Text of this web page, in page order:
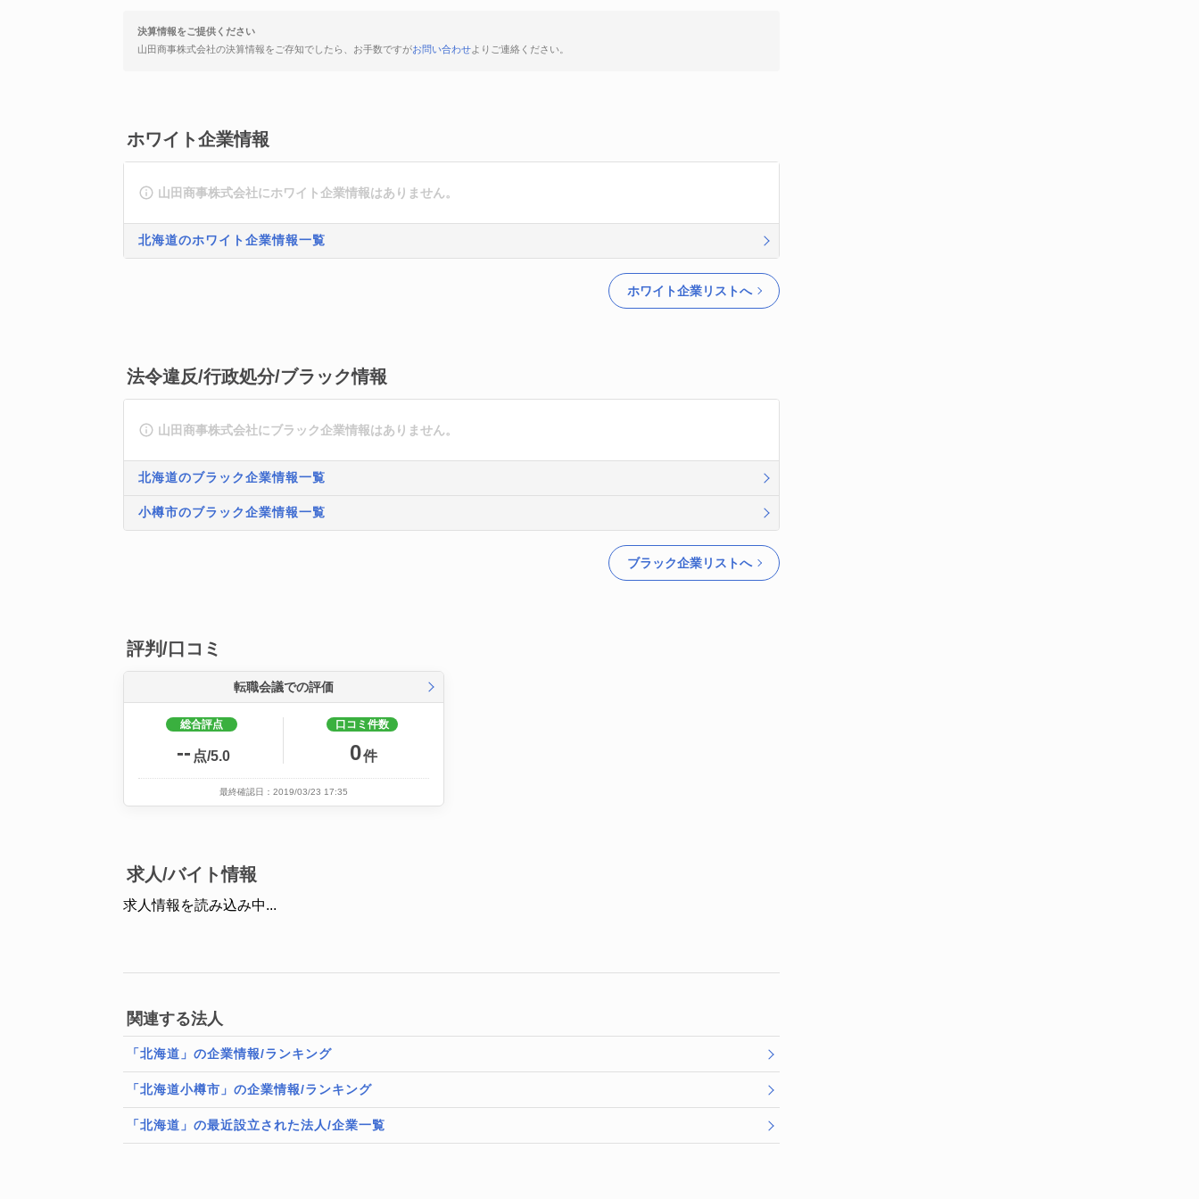
決算情報をご提供ください
山田商事株式会社の決算情報をご存知でしたら、お手数ですがお問い合わせよりご連絡ください。
ホワイト企業情報
山田商事株式会社にホワイト企業情報はありません。
北海道のホワイト企業情報一覧
ホワイト企業リストへ
法令違反/行政処分/ブラック情報
山田商事株式会社にブラック企業情報はありません。
北海道のブラック企業情報一覧
小樽市のブラック企業情報一覧
ブラック企業リストへ
評判/口コミ
転職会議での評価
総合評点
-- 点/5.0
口コミ件数
0件
最終確認日：2019/03/23 17:35
求人/バイト情報
求人情報を読み込み中...
関連する法人
「北海道」の企業情報/ランキング
「北海道小樽市」の企業情報/ランキング
「北海道」の最近設立された法人/企業一覧